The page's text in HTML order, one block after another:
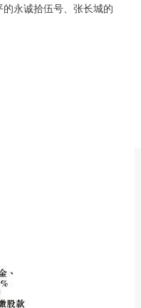
永诚拾伍号、张长城的